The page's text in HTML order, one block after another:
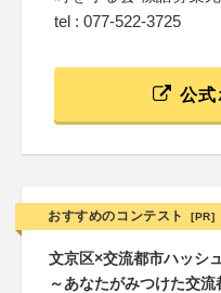
tel : 077-522-3725
公
おすすめのコンテスト [PR]
文京区×交流都市ハッシ
～あなたがみつけた交